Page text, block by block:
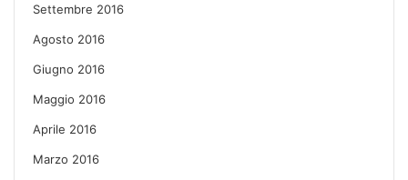
Settembre 2016
Agosto 2016
Giugno 2016
Maggio 2016
Aprile 2016
Marzo 2016